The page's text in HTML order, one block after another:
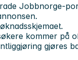
Jobbnorge-
kommer på
gjøres